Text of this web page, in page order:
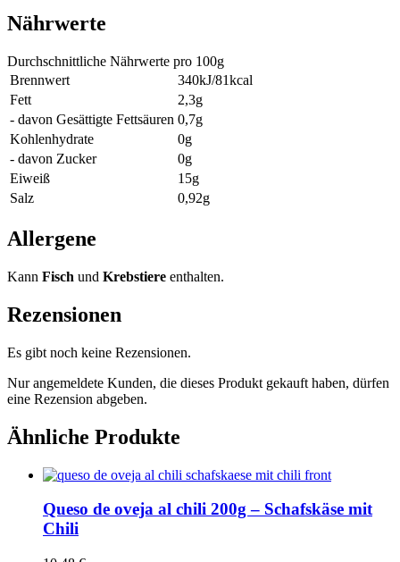
Nährwerte
Durchschnittliche Nährwerte pro 100g
Brennwert
340kJ/81kcal
Fett
2,3g
- davon Gesättigte Fettsäuren 0,7g
Kohlenhydrate
0g
- davon Zucker
0g
Eiweiß
15g
Salz
0,92g
Allergene
Kann Fisch und Krebstiere enthalten.
Rezensionen
Es gibt noch keine Rezensionen.
Nur angemeldete Kunden, die dieses Produkt gekauft haben, dürfen
eine Rezension abgeben.
Ähnliche Produkte
Queso de oveja al chili 200g – Schafskäse mit
Chili